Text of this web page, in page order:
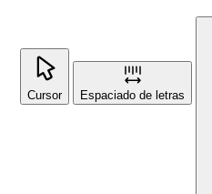
Cursor Espaciado de letras